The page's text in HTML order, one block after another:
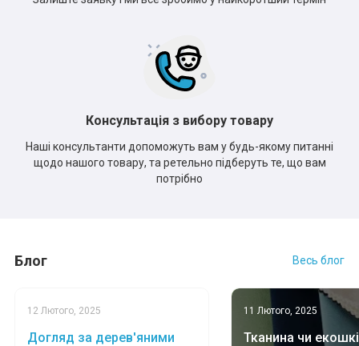
Консультація з вибору товару
Наші консультанти допоможуть вам у будь-якому питанні
щодо нашого товару, та ретельно підберуть те, що вам
потрібно
Блог Весь блог
12 Лютого, 2025
Догляд за дерев'яними
11 Лютого, 2025
Тканина чи